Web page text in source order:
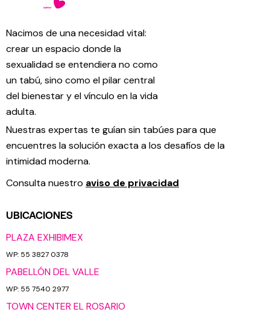
Nacimos de una necesidad vital:
crear un espacio donde la
sexualidad se entendiera no como
un tabú, sino como el pilar central
del bienestar y el vínculo en la vida
adulta.
Nuestras expertas te guían sin tabúes para que
encuentres la solución exacta a los desafíos de la
intimidad moderna.
Consulta nuestro aviso de privacidad
UBICACIONES
PLAZA EXHIBIMEX
WP: 55 3827 0378
PABELLÓN DEL VALLE
WP: 55 7540 2977
TOWN CENTER EL ROSARIO